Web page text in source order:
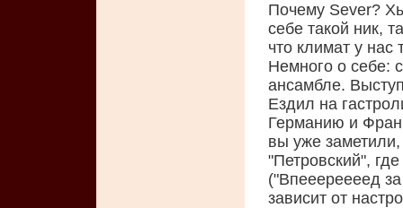
Почему Sever?
себе такой ник,
что климат у нас
Немного о себе:
ансамбле.
Ездил на
Германию и
вы уже
"Петровский",
("Впееереееед
зависит от